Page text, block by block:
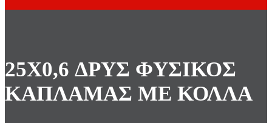
25X0,6 ΔΡΥΣ ΦΥΣΙΚΟΣ
ΚΑΠΛΑΜΑΣ ΜΕ ΚΟΛΛΑ